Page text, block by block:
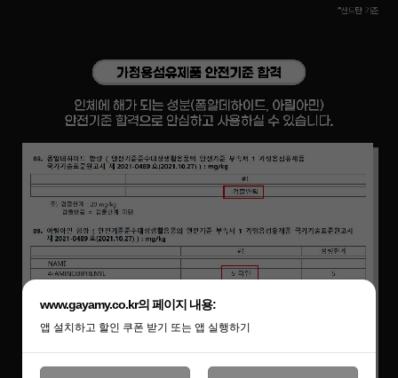
www.gayamy.co.kr의 페이지 내용:
앱 설치하고 할인 쿠폰 받기 또는 앱 실행하기